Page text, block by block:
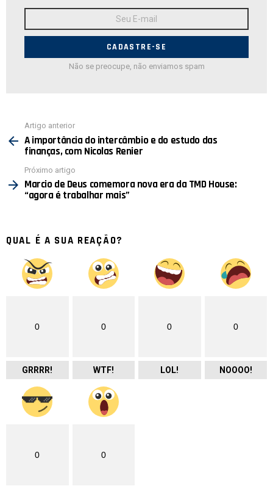
E-
Não se preocupe, não enviamos spam
mais
Artigo anterior
A importância do intercâmbio e do estudo das
finanças, com Nicolas Renier
Próximo artigo
Marcio de Deus comemora nova era da TMD House:
“agora é trabalhar mais”
QUAL É A SUA REAÇÃO?
0
GRRRR!
0
WTF!
0
LOL!
0
NOOOO!
0 0